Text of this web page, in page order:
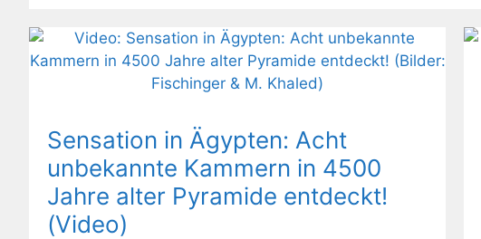
Sensation in Ägypten: Acht
unbekannte Kammern in 4500
Jahre alter Pyramide entdeckt!
(Video)